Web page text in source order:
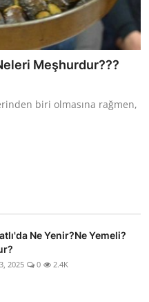
Meşhurdur???
biri olmasına rağmen,
Ne Yenir?Ne Yemeli?
2025 0 2.4K